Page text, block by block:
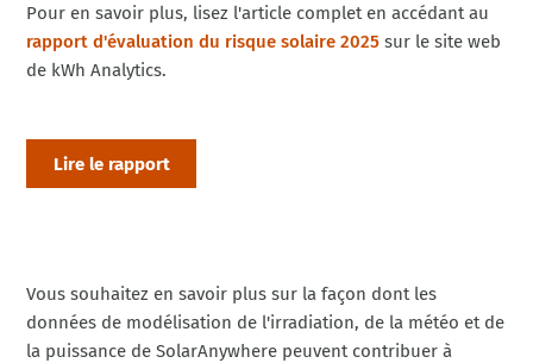
Pour en savoir plus, lisez l'article complet en accédant au
rapport d'évaluation du risque solaire 2025 sur le site web
de kWh Analytics.
Lire le rapport
Vous souhaitez en savoir plus sur la façon dont les
données de modélisation de l'irradiation, de la météo et de
la puissance de SolarAnywhere peuvent contribuer à